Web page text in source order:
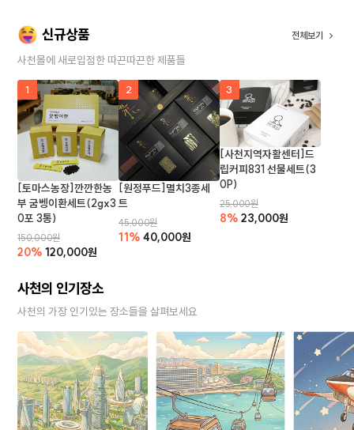
신규상품 전체보기
사천몰에 새로입점한 따끈따끈한 제품들
1
[토마스농장]깐깐한농
부 굼벵이환세트(2gx3
0포 3통)
150,000원
20% 120,000원
2
[원정푸드]멸치3종세
트
45,000원
11% 40,000원
3
[사천지역자활센터]드
립커피831 선물세트(3
0P)
25,000원
8% 23,000원
사천의 인기장소
사천의 가장 인기있는 장소들을 살펴보세요